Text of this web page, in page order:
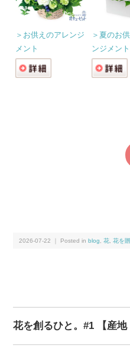
＞お供えのアレンジ
メント
＞夏のお
ンジメント
2026-07-22 ｜ Posted inblog ,花 ,花を
花を創るひと。#1 【産地